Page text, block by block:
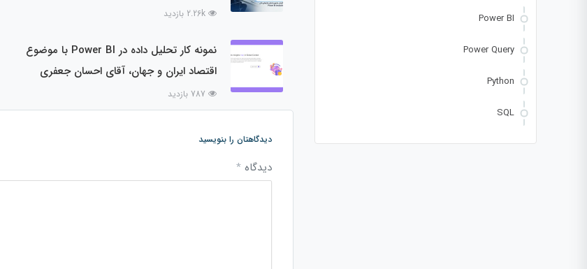
2.26k بازدید
نمونه کار تحلیل داده در Power BI با موضوع
اقتصاد ایران و جهان، آقای احسان جعفری
دیدگاهتان را بنویسید
دیدگاه*
Power BI
Power Query
Python
SQL